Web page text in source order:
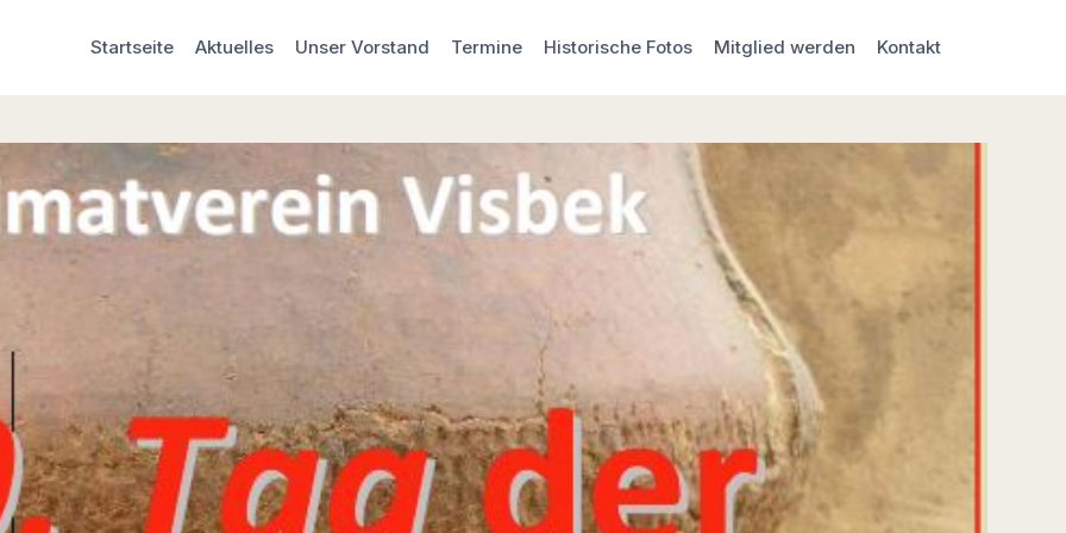
Startseite Aktuelles Unser Vorstand Termine Historische Fotos Mitglied werden Kontakt